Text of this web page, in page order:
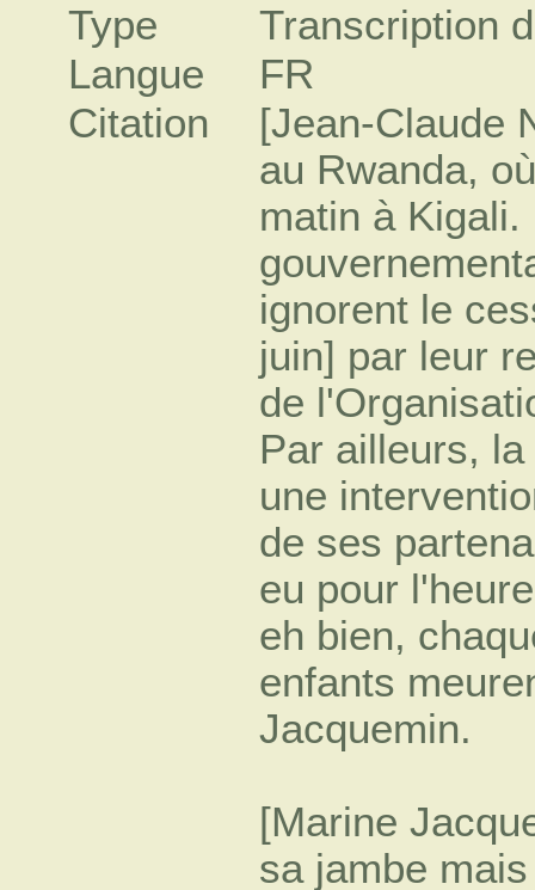
Type
Transcription
Langue
FR
Citation
[Jean-Claude
au Rwanda,
matin à
ignorent le
juin] par leur
de
Par ailleurs,
une
de ses
eu pour
eh bien,
enfants
Jacquemin.
[Marine
sa jambe